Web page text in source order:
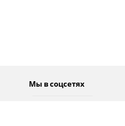
Мы в соцсетях